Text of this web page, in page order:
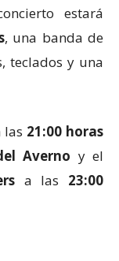
estará
, una banda de
teclados y una
las 21:00 horas
Averno y el
a las 23:00